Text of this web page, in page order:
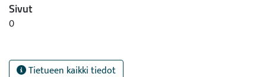
Sivut
0
Tietueen kaikki tiedot